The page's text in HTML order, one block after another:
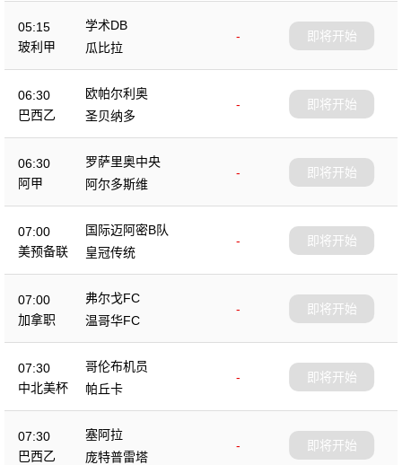
05:15
玻利甲
学术DB
-
瓜比拉
即将开始
06:30
巴西乙
欧帕尔利奥
-
圣贝纳多
即将开始
06:30
阿甲
罗萨里奥中央
-
阿尔多斯维
即将开始
07:00
美预备联
国际迈阿密B队
-
皇冠传统
即将开始
07:00
加拿职
弗尔戈FC
-
温哥华FC
即将开始
07:30
中北美杯
哥伦布机员
-
帕丘卡
即将开始
07:30
巴西乙
塞阿拉
-
庞特普雷塔
即将开始